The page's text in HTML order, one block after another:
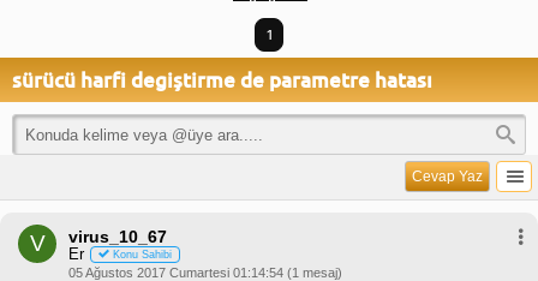
1
sürücü harfi degiştirme de parametre hatası
Cevap Yaz
V virus_10_67
Er Konu Sahibi
05 Ağustos 2017 Cumartesi 01:14:54 (1 mesaj)